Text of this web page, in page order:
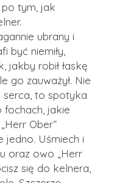
tym, jak
ubrany i
być niemiły,
jakby robił łaskę
go zauważył. Nie
to spotyka
jakie
Ober”
jedno. Uśmiech i
oraz owo „Herr
się do kelnera,